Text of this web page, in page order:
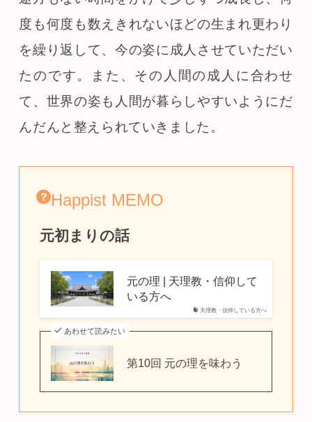
度も何度も数えきれないほどの生まれ更わり
を繰り返して、今の姿に成人させていただい
たのです。また、その人間の成人に合わせ
て、世界の姿も人間が暮らしやすいようにだ
んだんと整えられていきました。
Happist MEMO
元初まりの話
天理教・信仰している方へ
元の理 | 天理教・信仰して
いる方へ
あわせて読みたい
第10回 元の理を味わう